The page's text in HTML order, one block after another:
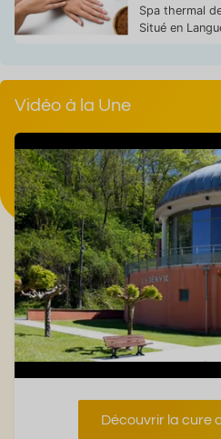
Spa thermal
Situé en
Vidéo à la Une
Découvrir la cure